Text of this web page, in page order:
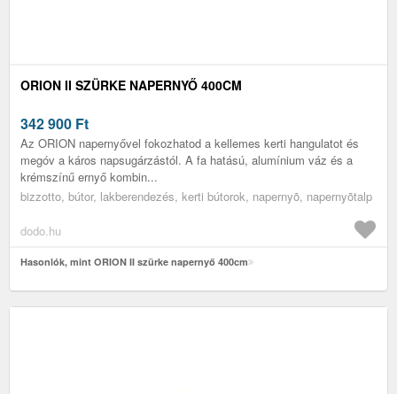
ORION II SZÜRKE NAPERNYŐ 400CM
342 900 Ft
Az ORION napernyővel fokozhatod a kellemes kerti hangulatot és
megóv a káros napsugárzástól. A fa hatású, alumínium váz és a
krémszínű ernyő kombin...
bizzotto, bútor, lakberendezés, kerti bútorok, napernyõ, napernyõtalp
dodo.hu
Hasonlók, mint ORION II szürke napernyő 400cm